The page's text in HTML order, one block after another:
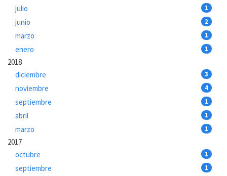
julio 1
junio 2
marzo 1
enero 1
2018
diciembre
3
noviembre 4
septiembre 1
abril 1
marzo 1
2017
octubre
1
septiembre 1